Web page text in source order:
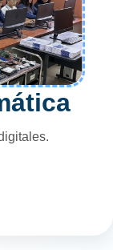
amenazas